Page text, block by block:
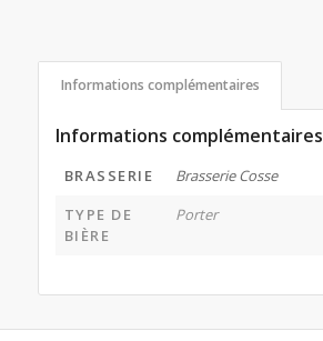
Informations complémentaires
Informations complémentaires
BRASSERIE
Brasserie Cosse
TYPE DE
BIÈRE
Porter